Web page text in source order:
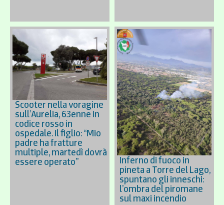
Scooter nella voragine
sull’Aurelia, 63enne in
codice rosso in
ospedale. Il figlio: “Mio
padre ha fratture
multiple, martedì dovrà
essere operato” Inferno di fuoco in
pineta a Torre del Lago,
spuntano gli inneschi:
l’ombra del piromane
sul maxi incendio